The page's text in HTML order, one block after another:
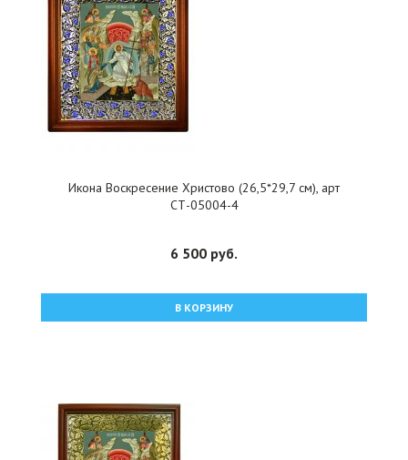
Икона Воскресение Христово (26,5*29,7 см), арт
СТ-05004-4
6 500 руб.
В КОРЗИНУ